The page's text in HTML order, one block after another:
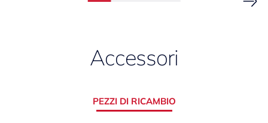
Accessori
PEZZI DI RICAMBIO